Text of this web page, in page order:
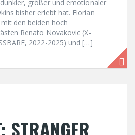
größer und emotionaler
bisher erlebt hat. Florian
den beiden hoch
Renato Novakovic (X-
2022-2025) und […]
STRANGER